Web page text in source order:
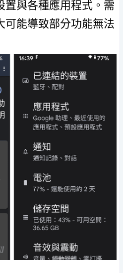
置與各種應用程式。需
可能導致部分功能無法